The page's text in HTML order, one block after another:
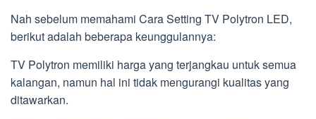
Nah sebelum memahami Cara Setting TV Polytron LED,
berikut adalah beberapa keunggulannya:
TV Polytron memiliki harga yang terjangkau untuk semua
kalangan, namun hal ini tidak mengurangi kualitas yang
ditawarkan.